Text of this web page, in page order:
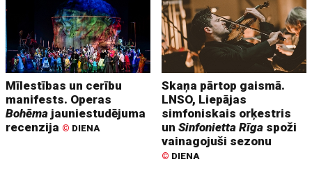
Mīlestības un cerību
manifests. Operas
Bohēma jauniestudējuma
recenzija © DIENA
Skaņa pārtop gaismā.
LNSO, Liepājas
simfoniskais orķestris
unSinfonietta Rīga spoži
vainagojuši sezonu
© DIENA